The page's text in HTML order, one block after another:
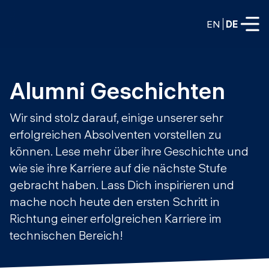
EN DE
VOLLZEITPROGRAMME
Data Science
Web-Entwicklung und KI
TEILZEITROGRAMME
Data Science
DevOps
DevOps zu LLMOps
Weiterbildung / Schulung
Consulting
Prototyping
Stell unsere Absolventen ein
Labs
Wer wir sind
Blog
Alumni Geschichten
Wir sind stolz darauf, einige unserer sehr
erfolgreichen Absolventen vorstellen zu
können. Lese mehr über ihre Geschichte und
wie sie ihre Karriere auf die nächste Stufe
gebracht haben. Lass Dich inspirieren und
mache noch heute den ersten Schritt in
Richtung einer erfolgreichen Karriere im
technischen Bereich!